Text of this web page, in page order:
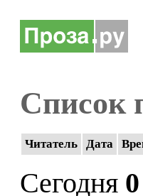
Список
Читатель Дата
Сегодня 0